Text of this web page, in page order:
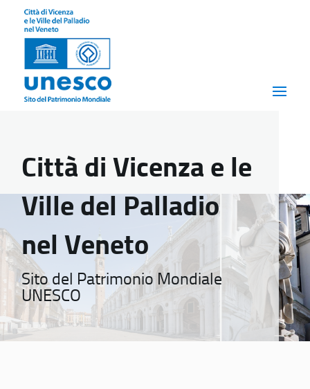
Città di Vicenza e le
Ville del Palladio
nel Veneto
Sito del Patrimonio Mondiale
UNESCO